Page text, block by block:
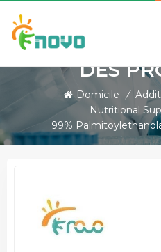
DES
Domicile /
Nutritional